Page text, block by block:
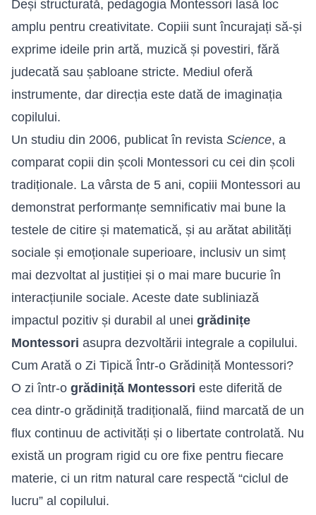
Deși structurată, pedagogia Montessori lasă loc
amplu pentru creativitate. Copiii sunt încurajați să-și
exprime ideile prin artă, muzică și povestiri, fără
judecată sau șabloane stricte. Mediul oferă
instrumente, dar direcția este dată de imaginația
copilului.
Un studiu din 2006, publicat în revista Science, a
comparat copii din școli Montessori cu cei din școli
tradiționale. La vârsta de 5 ani, copiii Montessori au
demonstrat performanțe semnificativ mai bune la
testele de citire și matematică, și au arătat abilități
sociale și emoționale superioare, inclusiv un simț
mai dezvoltat al justiției și o mai mare bucurie în
interacțiunile sociale. Aceste date subliniază
impactul pozitiv și durabil al unei grădinițe
Montessori asupra dezvoltării integrale a copilului.
Cum Arată o Zi Tipică Într-o Grădiniță Montessori?
O zi într-o grădiniță Montessori este diferită de
cea dintr-o grădiniță tradițională, fiind marcată de un
flux continuu de activități și o libertate controlată. Nu
există un program rigid cu ore fixe pentru fiecare
materie, ci un ritm natural care respectă “ciclul de
lucru” al copilului.